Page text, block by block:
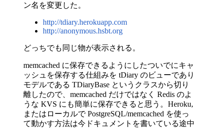
ン名を変更した。
http://tdiary.herokuapp.com
http://anonymous.hsbt.org
どっちでも同じ物が表示される。
memcached に保存できるようにしたついでにキャ
ッシュを保存する仕組みを tDiary のビューであり
モデルである TDiaryBase というクラスから切り
離したので、memcached だけではなく Redis のよ
うな KVS にも簡単に保存できると思う。Heroku,
またはローカルで PostgreSQL/memcached を使っ
て動かす方法は今ドキュメントを書いている途中